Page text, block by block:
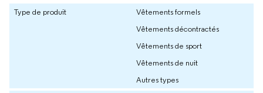
Type de produit
Vêtements formels
Vêtements décontractés
Vêtements de sport
Vêtements de nuit
Autres types